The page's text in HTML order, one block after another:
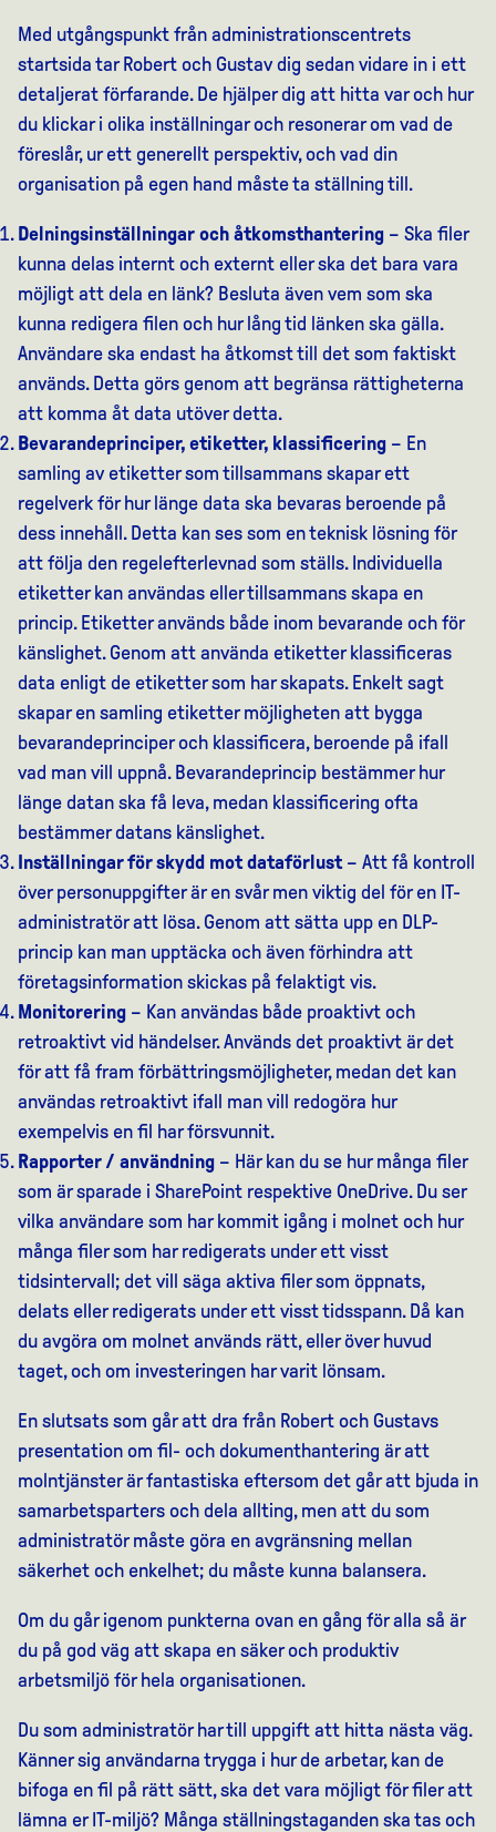
Med utgångspunkt från administrationscentrets
startsida tar Robert och Gustav dig sedan vidare in i ett
detaljerat förfarande. De hjälper dig att hitta var och hur
du klickar i olika inställningar och resonerar om vad de
föreslår, ur ett generellt perspektiv, och vad din
organisation på egen hand måste ta ställning till.
Delningsinställningar och åtkomsthantering – Ska filer
kunna delas internt och externt eller ska det bara vara
möjligt att dela en länk? Besluta även vem som ska
kunna redigera filen och hur lång tid länken ska gälla.
Användare ska endast ha åtkomst till det som faktiskt
används. Detta görs genom att begränsa rättigheterna
att komma åt data utöver detta.
Bevarandeprinciper, etiketter, klassificering – En
samling av etiketter som tillsammans skapar ett
regelverk för hur länge data ska bevaras beroende på
dess innehåll. Detta kan ses som en teknisk lösning för
att följa den regelefterlevnad som ställs. Individuella
etiketter kan användas eller tillsammans skapa en
princip. Etiketter används både inom bevarande och för
känslighet. Genom att använda etiketter klassificeras
data enligt de etiketter som har skapats. Enkelt sagt
skapar en samling etiketter möjligheten att bygga
bevarandeprinciper och klassificera, beroende på ifall
vad man vill uppnå. Bevarandeprincip bestämmer hur
länge datan ska få leva, medan klassificering ofta
bestämmer datans känslighet.
Inställningar för skydd mot dataförlust– Att få kontroll
över personuppgifter är en svår men viktig del för en IT-
administratör att lösa. Genom att sätta upp en DLP-
princip kan man upptäcka och även förhindra att
företagsinformation skickas på felaktigt vis.
Monitorering – Kan användas både proaktivt och
retroaktivt vid händelser. Används det proaktivt är det
för att få fram förbättringsmöjligheter, medan det kan
användas retroaktivt ifall man vill redogöra hur
exempelvis en fil har försvunnit.
Rapporter / användning – Här kan du se hur många filer
som är sparade i SharePoint respektive OneDrive. Du ser
vilka användare som har kommit igång i molnet och hur
många filer som har redigerats under ett visst
tidsintervall; det vill säga aktiva filer som öppnats,
delats eller redigerats under ett visst tidsspann. Då kan
du avgöra om molnet används rätt, eller över huvud
taget, och om investeringen har varit lönsam.
En slutsats som går att dra från Robert och Gustavs
presentation om fil- och dokumenthantering är att
molntjänster är fantastiska eftersom det går att bjuda in
samarbetsparters och dela allting, men att du som
administratör måste göra en avgränsning mellan
säkerhet och enkelhet; du måste kunna balansera.
Om du går igenom punkterna ovan en gång för alla så är
du på god väg att skapa en säker och produktiv
arbetsmiljö för hela organisationen.
Du som administratör har till uppgift att hitta nästa väg.
Känner sig användarna trygga i hur de arbetar, kan de
bifoga en fil på rätt sätt, ska det vara möjligt för filer att
lämna er IT-miljö? Många ställningstaganden ska tas och